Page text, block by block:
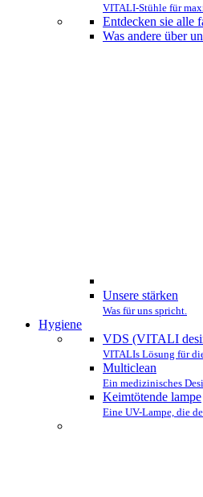
VITALI-Stühle für
Entdecken sie alle
Was andere über
Unsere stärken
Was für uns spricht.
Hygiene
VDS (VITALI
VITALIs Lösung für
Multiclean
Ein medizinisches
Keimtötende lampe
Eine UV-Lampe, die